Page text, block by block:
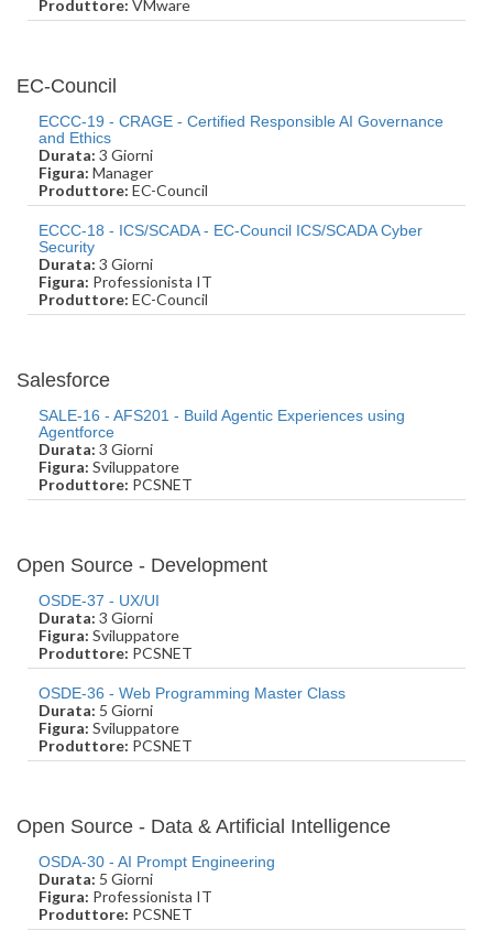
Produttore: VMware
EC-Council
ECCC-19 - CRAGE - Certified Responsible AI Governance
and Ethics
Durata: 3 Giorni
Figura: Manager
Produttore: EC-Council
ECCC-18 - ICS/SCADA - EC-Council ICS/SCADA Cyber
Security
Durata: 3 Giorni
Figura: Professionista IT
Produttore: EC-Council
Salesforce
SALE-16 - AFS201 - Build Agentic Experiences using
Agentforce
Durata: 3 Giorni
Figura: Sviluppatore
Produttore: PCSNET
Open Source - Development
OSDE-37 - UX/UI
Durata: 3 Giorni
Figura: Sviluppatore
Produttore: PCSNET
OSDE-36 - Web Programming Master Class
Durata: 5 Giorni
Figura: Sviluppatore
Produttore: PCSNET
Open Source - Data & Artificial Intelligence
OSDA-30 - AI Prompt Engineering
Durata: 5 Giorni
Figura: Professionista IT
Produttore: PCSNET